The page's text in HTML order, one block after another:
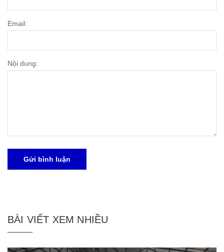
Email:
Nội dung:
Gửi bình luận
BÀI VIẾT XEM NHIỀU